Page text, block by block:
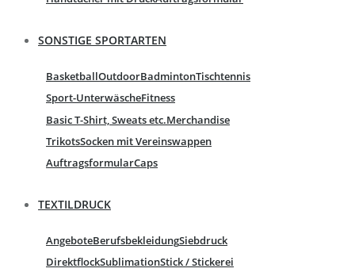
SONSTIGE SPORTARTEN
BasketballOutdoorBadmintonTischtennis
Sport-UnterwäscheFitness
Basic T-Shirt, Sweats etc.Merchandise
TrikotsSocken mit Vereinswappen
AuftragsformularCaps
TEXTILDRUCK
AngeboteBerufsbekleidungSiebdruck
DirektflockSublimationStick / Stickerei